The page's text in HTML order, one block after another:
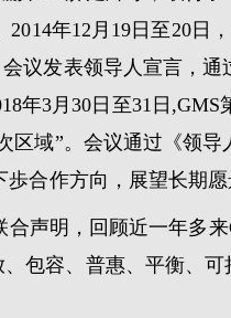
年12月19日至20日
议发表领导人宣言，通
年3月30日至31日,GMS
区域”。会议通过《领导
合作方向，展望长期愿
合声明，回顾近一年多
包容、普惠、平衡、可